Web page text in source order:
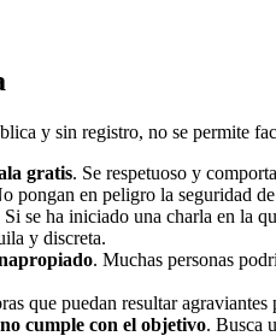
y sin registro, no se permite
gratis. Se respetuoso y
pongan en peligro la seguridad
Si se ha iniciado una charla en la
y discreta.
. Muchas personas
que puedan resultar
cumple con el objetivo. Busca